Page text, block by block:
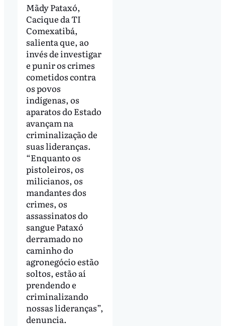
Mãdy Pataxó,
Cacique da TI
Comexatibá,
salienta que, ao
invés de investigar
e punir os crimes
cometidos contra
os povos
indígenas, os
aparatos do Estado
avançam na
criminalização de
suas lideranças.
“Enquanto os
pistoleiros, os
milicianos, os
mandantes dos
crimes, os
assassinatos do
sangue Pataxó
derramado no
caminho do
agronegócio estão
soltos, estão aí
prendendo e
criminalizando
nossas lideranças”,
denuncia.